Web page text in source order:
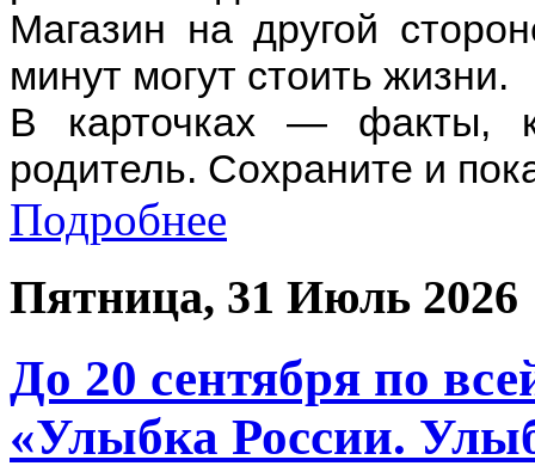
Магазин на другой
минут могут стоить жизни.
В карточках — факты,
родитель. Сохраните и
Подробнее
Пятница, 31 Июль 2026
До 20 сентября по
«Улыбка России.